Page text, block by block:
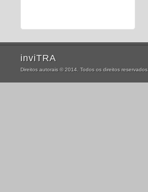
inviTRA
Direitos autorais © 2014. Todos os direitos reservados.